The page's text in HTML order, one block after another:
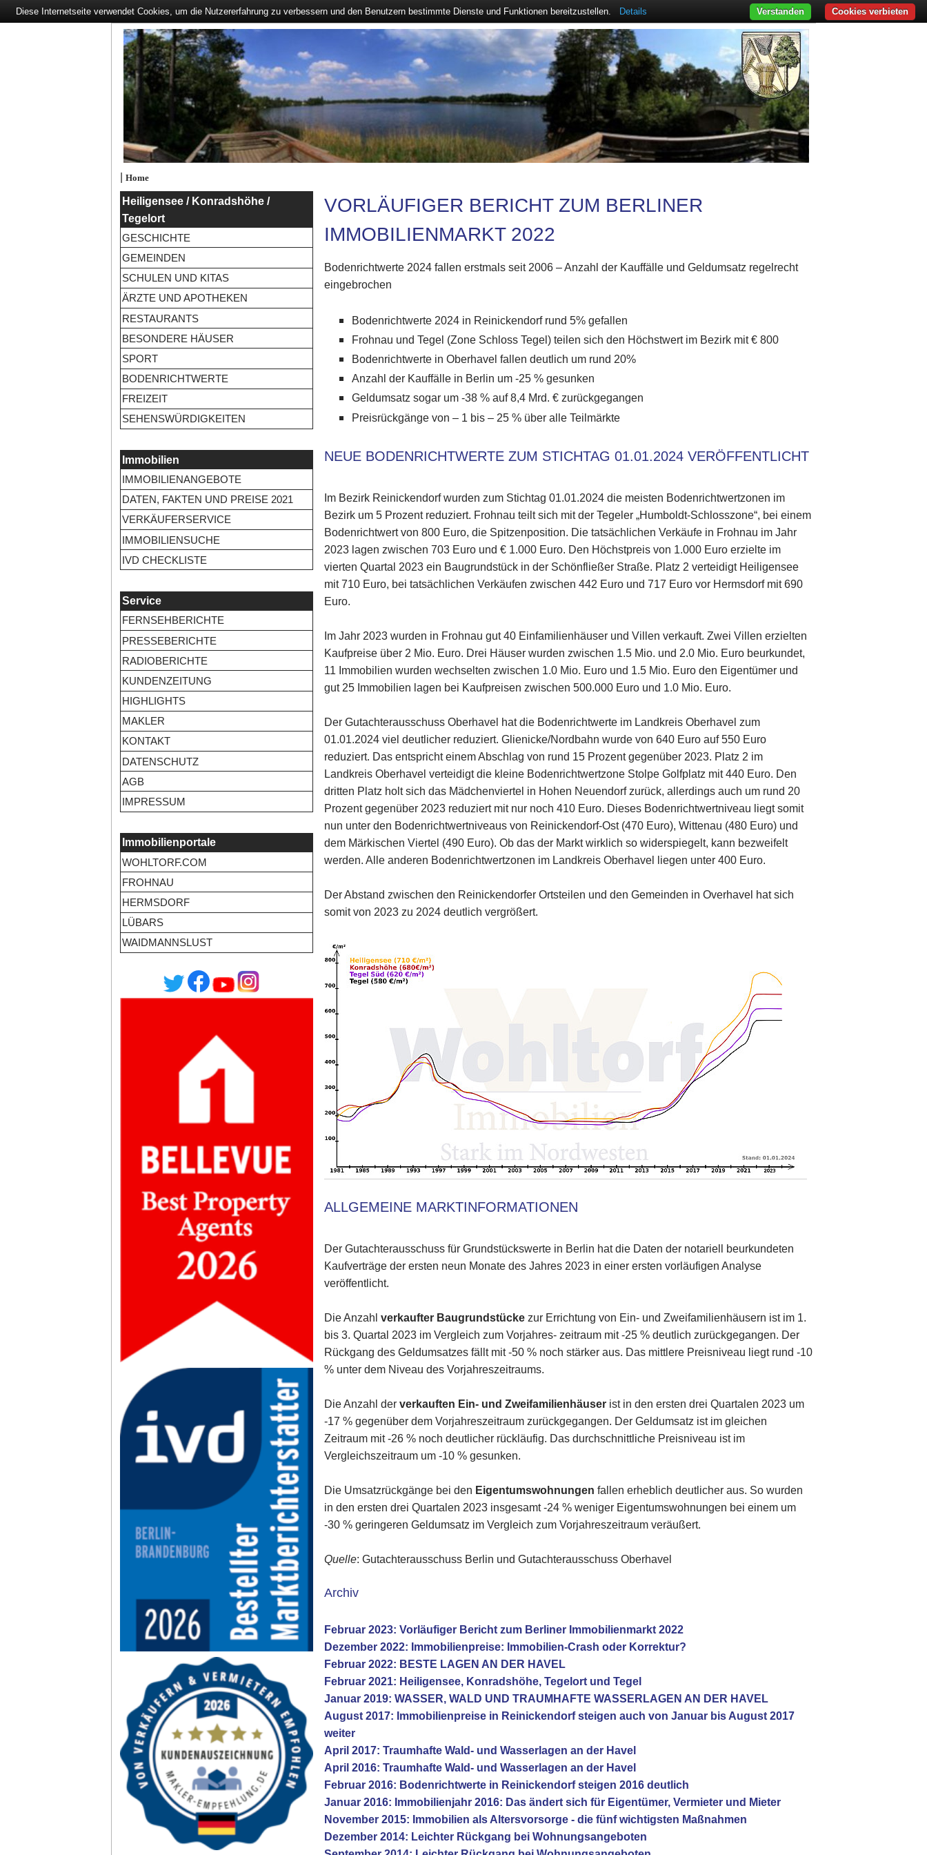
| Home
Heiligensee / Konradshöhe /
Tegelort
GESCHICHTE
GEMEINDEN
SCHULEN UND KITAS
ÄRZTE UND APOTHEKEN
RESTAURANTS
BESONDERE HÄUSER
SPORT
BODENRICHTWERTE
FREIZEIT
SEHENSWÜRDIGKEITEN
Immobilien
IMMOBILIENANGEBOTE
DATEN, FAKTEN UND PREISE 2021
VERKÄUFERSERVICE
IMMOBILIENSUCHE
IVD CHECKLISTE
Service
FERNSEHBERICHTE
PRESSEBERICHTE
RADIOBERICHTE
KUNDENZEITUNG
HIGHLIGHTS
MAKLER
KONTAKT
DATENSCHUTZ
AGB
IMPRESSUM
Immobilienportale
WOHLTORF.COM
FROHNAU
HERMSDORF
LÜBARS
WAIDMANNSLUST
VORLÄUFIGER BERICHT ZUM BERLINER
IMMOBILIENMARKT 2022
Bodenrichtwerte 2024 fallen erstmals seit 2006 – Anzahl der Kauffälle und Geldumsatz regelrecht
eingebrochen
Bodenrichtwerte 2024 in Reinickendorf rund 5% gefallen
Frohnau und Tegel (Zone Schloss Tegel) teilen sich den Höchstwert im Bezirk mit € 800
Bodenrichtwerte in Oberhavel fallen deutlich um rund 20%
Anzahl der Kauffälle in Berlin um -25 % gesunken
Geldumsatz sogar um -38 % auf 8,4 Mrd. € zurückgegangen
Preisrückgänge von – 1 bis – 25 % über alle Teilmärkte
NEUE BODENRICHTWERTE ZUM STICHTAG 01.01.2024 VERÖFFENTLICHT
Im Bezirk Reinickendorf wurden zum Stichtag 01.01.2024 die meisten Bodenrichtwertzonen im
Bezirk um 5 Prozent reduziert. Frohnau teilt sich mit der Tegeler „Humboldt-Schlosszone“, bei einem
Bodenrichtwert von 800 Euro, die Spitzenposition. Die tatsächlichen Verkäufe in Frohnau im Jahr
2023 lagen zwischen 703 Euro und € 1.000 Euro. Den Höchstpreis von 1.000 Euro erzielte im
vierten Quartal 2023 ein Baugrundstück in der Schönfließer Straße. Platz 2 verteidigt Heiligensee
mit 710 Euro, bei tatsächlichen Verkäufen zwischen 442 Euro und 717 Euro vor Hermsdorf mit 690
Euro.
Im Jahr 2023 wurden in Frohnau gut 40 Einfamilienhäuser und Villen verkauft. Zwei Villen erzielten
Kaufpreise über 2 Mio. Euro. Drei Häuser wurden zwischen 1.5 Mio. und 2.0 Mio. Euro beurkundet,
11 Immobilien wurden wechselten zwischen 1.0 Mio. Euro und 1.5 Mio. Euro den Eigentümer und
gut 25 Immobilien lagen bei Kaufpreisen zwischen 500.000 Euro und 1.0 Mio. Euro.
Der Gutachterausschuss Oberhavel hat die Bodenrichtwerte im Landkreis Oberhavel zum
01.01.2024 viel deutlicher reduziert. Glienicke/Nordbahn wurde von 640 Euro auf 550 Euro
reduziert. Das entspricht einem Abschlag von rund 15 Prozent gegenüber 2023. Platz 2 im
Landkreis Oberhavel verteidigt die kleine Bodenrichtwertzone Stolpe Golfplatz mit 440 Euro. Den
dritten Platz holt sich das Mädchenviertel in Hohen Neuendorf zurück, allerdings auch um rund 20
Prozent gegenüber 2023 reduziert mit nur noch 410 Euro. Dieses Bodenrichtwertniveau liegt somit
nun unter den Bodenrichtwertniveaus von Reinickendorf-Ost (470 Euro), Wittenau (480 Euro) und
dem Märkischen Viertel (490 Euro). Ob das der Markt wirklich so widerspiegelt, kann bezweifelt
werden. Alle anderen Bodenrichtwertzonen im Landkreis Oberhavel liegen unter 400 Euro.
Der Abstand zwischen den Reinickendorfer Ortsteilen und den Gemeinden in Overhavel hat sich
somit von 2023 zu 2024 deutlich vergrößert.
ALLGEMEINE MARKTINFORMATIONEN
Der Gutachterausschuss für Grundstückswerte in Berlin hat die Daten der notariell beurkundeten
Kaufverträge der ersten neun Monate des Jahres 2023 in einer ersten vorläufigen Analyse
veröffentlicht.
Die Anzahlverkaufter Baugrundstückezur Errichtung von Ein- und Zweifamilienhäusern ist im 1.
bis 3. Quartal 2023 im Vergleich zum Vorjahres- zeitraum mit -25 % deutlich zurückgegangen. Der
Rückgang des Geldumsatzes fällt mit -50 % noch stärker aus. Das mittlere Preisniveau liegt rund -10
% unter dem Niveau des Vorjahreszeitraums.
Die Anzahl derverkauften Ein- und Zweifamilienhäuser ist in den ersten drei Quartalen 2023 um
-17 % gegenüber dem Vorjahreszeitraum zurückgegangen. Der Geldumsatz ist im gleichen
Zeitraum mit -26 % noch deutlicher rückläufig. Das durchschnittliche Preisniveau ist im
Vergleichszeitraum um -10 % gesunken.
Die Umsatzrückgänge bei den Eigentumswohnungen fallen erheblich deutlicher aus. So wurden
in den ersten drei Quartalen 2023 insgesamt -24 % weniger Eigentumswohnungen bei einem um
-30 % geringeren Geldumsatz im Vergleich zum Vorjahreszeitraum veräußert.
Quelle: Gutachterausschuss Berlin und Gutachterausschuss Oberhavel
Archiv
Februar 2023: Vorläufiger Bericht zum Berliner Immobilienmarkt 2022
Dezember 2022: Immobilienpreise: Immobilien-Crash oder Korrektur?
Februar 2022: BESTE LAGEN AN DER HAVEL
Februar 2021: Heiligensee, Konradshöhe, Tegelort und Tegel
Januar 2019: WASSER, WALD UND TRAUMHAFTE WASSERLAGEN AN DER HAVEL
August 2017: Immobilienpreise in Reinickendorf steigen auch von Januar bis August 2017
weiter
April 2017: Traumhafte Wald- und Wasserlagen an der Havel
April 2016: Traumhafte Wald- und Wasserlagen an der Havel
Februar 2016: Bodenrichtwerte in Reinickendorf steigen 2016 deutlich
Januar 2016: Immobilienjahr 2016: Das ändert sich für Eigentümer, Vermieter und Mieter
November 2015: Immobilien als Altersvorsorge - die fünf wichtigsten Maßnahmen
Dezember 2014: Leichter Rückgang bei Wohnungsangeboten
Diese Internetseite verwendet Cookies, um die Nutzererfahrung zu verbessern und den Benutzern bestimmte Dienste und Funktionen bereitzustellen. Details Cookies verbieten
Verstanden